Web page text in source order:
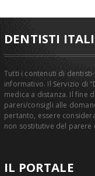
DENTISTI
Tutti i contenuti di
informativo. Il Servizio di
medica a distanza. Il fine
pareri/consigli alle
pertanto, essere
non sostitutive del
IL PORTALE